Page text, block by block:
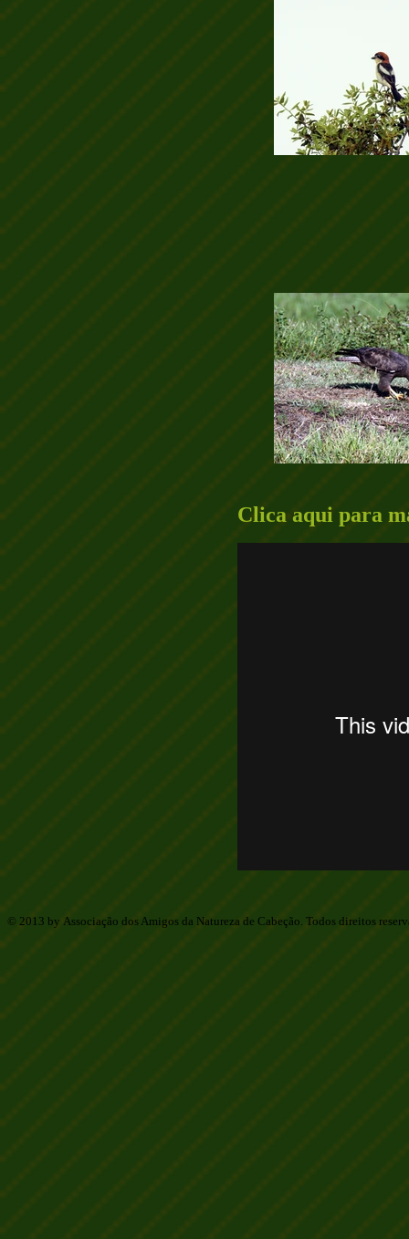
Clica aqui para
© 2013 by Associação dos Amigos da Natureza de Cabeção. Todos direitos